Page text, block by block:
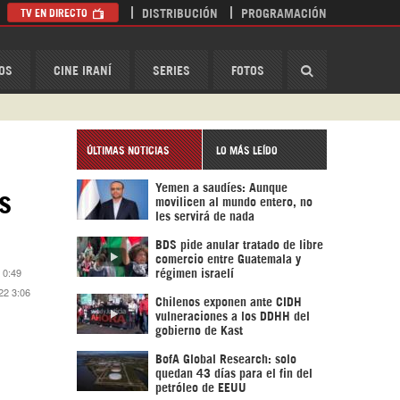
CINE IRANÍ SERIES FOTOS
TV EN DIRECTO DISTRIBUCIÓN PROGRAMACIÓN
0:49
3:06
ÚLTIMAS NOTICIAS LO MÁS LEÍDO
Yemen a saudíes: Aunque
movilicen al mundo entero, no
les servirá de nada
BDS pide anular tratado de libre
comercio entre Guatemala y
régimen israelí
Chilenos exponen ante CIDH
vulneraciones a los DDHH del
gobierno de Kast
BofA Global Research: solo
quedan 43 días para el fin del
petróleo de EEUU